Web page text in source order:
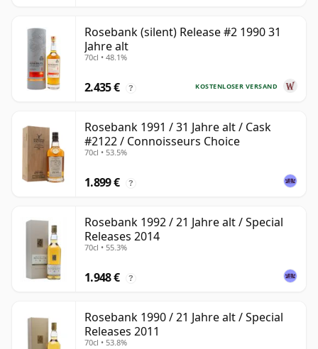
Rosebank (silent) Release #2 1990 31
Jahre alt
70cl • 48.1%
KOSTENLOSER VERSAND
2.435 € ?
Rosebank 1991 / 31 Jahre alt / Cask
#2122 / Connoisseurs Choice
70cl • 53.5%
1.899 € ?
Rosebank 1992 / 21 Jahre alt / Special
Releases 2014
70cl • 55.3%
1.948 € ?
Rosebank 1990 / 21 Jahre alt / Special
Releases 2011
70cl • 53.8%